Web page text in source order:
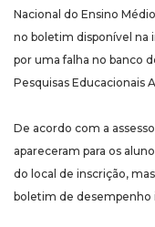
Nacional do Ensino
no boletim disponível na
por uma falha no banco
Pesquisas Educacionais
De acordo com a
apareceram para os
do local de inscrição,
boletim de desempenho